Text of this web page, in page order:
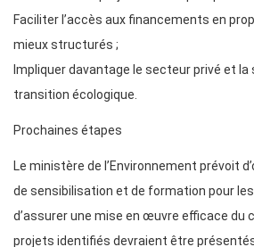
Faciliter l’accès aux financements en
mieux structurés ;
Impliquer davantage le secteur privé et
transition écologique.
Prochaines étapes
Le ministère de l’Environnement prévoit
de sensibilisation et de formation pour
d’assurer une mise en œuvre efficace du
projets identifiés devraient être